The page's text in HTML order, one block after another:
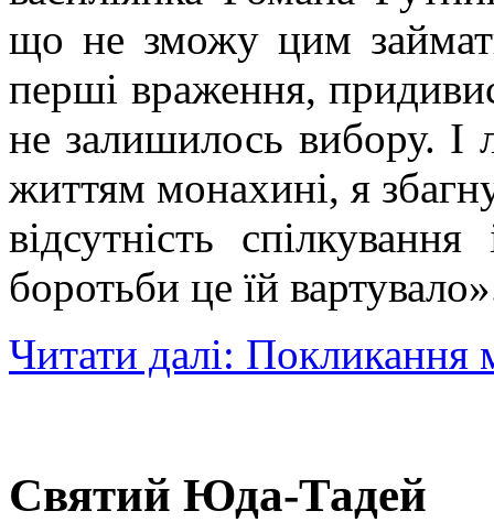
що не зможу цим
перші враження,
не залишилось вибору. І
життям монахині, я
відсутність
боротьби це їй
Читати далі: Покликання
Святий Юда-Тадей